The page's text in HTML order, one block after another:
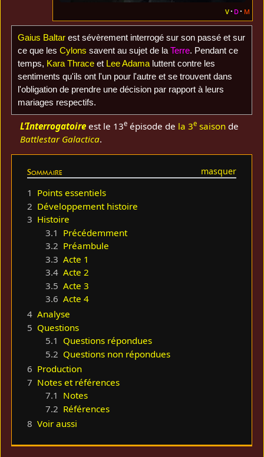
v d m
Gaius Baltarest sévèrement interrogé sur son passé et sur
ce que les Cylons savent au sujet de la Terre. Pendant ce
temps, Kara Thraceet Lee Adamaluttent contre les
sentiments qu'ils ont l'un pour l'autre et se trouvent dans
l'obligation de prendre une décision par rapport à leurs
mariages respectifs.
L’Interrogatoire est le 13e épisode de la 3e saison de
Battlestar Galactica.
Sommaire
1 Points essentiels
2 Développement histoire
3 Histoire
3.1 Précédemment
3.2 Préambule
3.3 Acte 1
3.4 Acte 2
3.5 Acte 3
3.6 Acte 4
4 Analyse
5 Questions
5.1 Questions répondues
5.2 Questions non répondues
6 Production
7 Notes et références
7.1 Notes
7.2 Références
8 Voir aussi